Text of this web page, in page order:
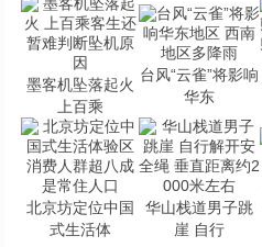
墨客机坠落起火
上百乘
台风“云雀”将影响
华东
北京坊定位中国
式生活体
华山栈道男子跳
崖 自行